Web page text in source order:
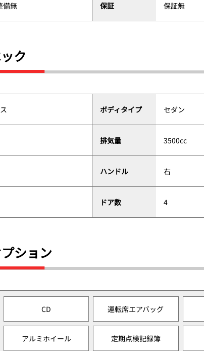
備無 保証 保証無
ク
ボディタイプ セダン
排気量 3500cc
ハンドル 右
ドア数 4
ション
CD 運転席エアバッグ
アルミホイール 定期点検記録簿